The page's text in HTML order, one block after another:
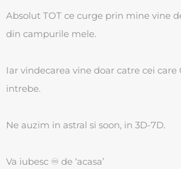
Absolut TOT ce curge prin mine vine
din campurile mele.
Iar vindecarea vine doar catre cei care
intrebe.
Ne auzim in astral si soon, in 3D-7D.
Va iubesc ♾ de ‘acasa’